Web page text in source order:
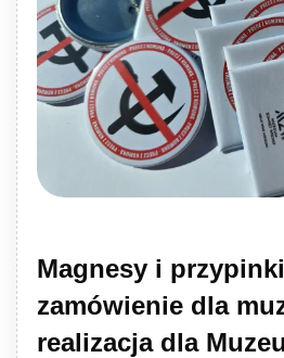
Magnesy i
zamówienie dla
realizacja dla